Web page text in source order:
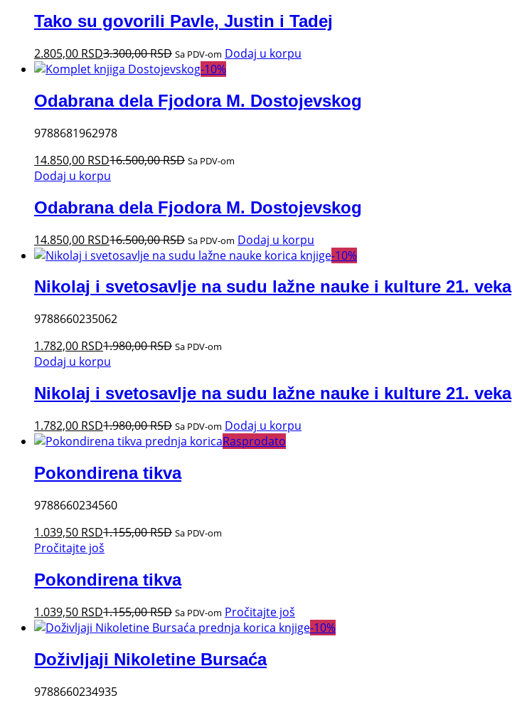
Tako su govorili Pavle, Justin i Tadej
2.805,00 RSD3.300,00RSD Sa PDV-om Dodaj u korpu
-10%
Odabrana dela Fjodora M. Dostojevskog
9788681962978
14.850,00 RSD16.500,00RSD Sa PDV-om
Dodaj u korpu
Odabrana dela Fjodora M. Dostojevskog
14.850,00 RSD16.500,00RSD Sa PDV-om Dodaj u korpu
-10%
Nikolaj i svetosavlje na sudu lažne nauke i kulture 21. veka
9788660235062
1.782,00 RSD1.980,00RSD Sa PDV-om
Dodaj u korpu
Nikolaj i svetosavlje na sudu lažne nauke i kulture 21. veka
1.782,00 RSD1.980,00RSD Sa PDV-om Dodaj u korpu
Rasprodato
Pokondirena tikva
9788660234560
1.039,50 RSD1.155,00RSD Sa PDV-om
Pročitajte još
Pokondirena tikva
1.039,50 RSD1.155,00RSD Sa PDV-om Pročitajte još
-10%
Doživljaji Nikoletine Bursaća
9788660234935